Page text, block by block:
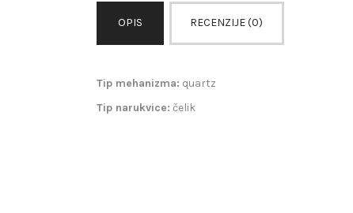
OPIS RECENZIJE (0)
Tip mehanizma: quartz
Tip narukvice: čelik